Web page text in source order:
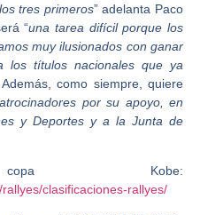
tres primeros” adelanta Paco
“una tarea difícil porque los
muy ilusionados con ganar
títulos nacionales que ya
Además, como siempre, quiere
por su apoyo, en
y Deportes y a la Junta de
copa Kobe:
clasificaciones-rallyes/